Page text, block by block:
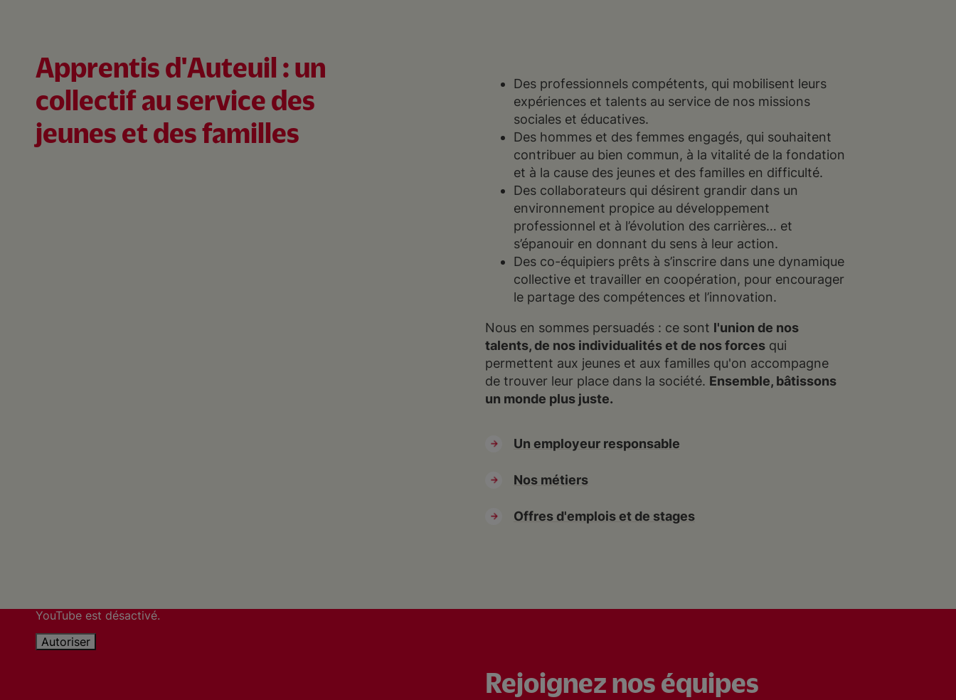
Apprentis d'Auteuil : un
collectif au service des
jeunes et des familles
Des professionnels compétents, qui mobilisent leurs
expériences et talents au service de nos missions
sociales et éducatives.
Des hommes et des femmes engagés, qui souhaitent
contribuer au bien commun, à la vitalité de la fondation
et à la cause des jeunes et des familles en difficulté.
Des collaborateurs qui désirent grandir dans un
environnement propice au développement
professionnel et à l’évolution des carrières… et
s’épanouir en donnant du sens à leur action.
Des co-équipiers prêts à s’inscrire dans une dynamique
collective et travailler en coopération, pour encourager
le partage des compétences et l’innovation.
Nous en sommes persuadés : ce sont l'union de nos
talents, de nos individualités et de nos forcesqui
permettent aux jeunes et aux familles qu'on accompagne
de trouver leur place dans la société. Ensemble, bâtissons
un monde plus juste.
Un employeur responsable
Nos métiers
Offres d'emplois et de stages
YouTube est désactivé.
Autoriser
Rejoignez nos équipes